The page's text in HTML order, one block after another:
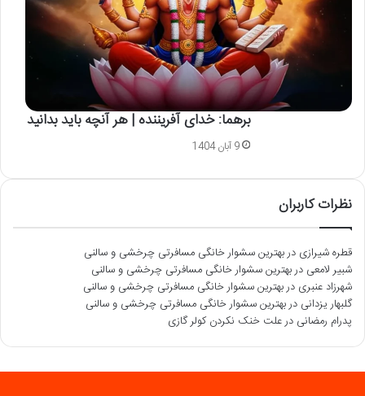
برهما: خدای آفریننده | هر آنچه باید بدانید
9 آبان 1404
نظرات کاربران
قطره شیرازی دربهترین سشوار خانگی مسافرتی چرخشی و سالنی
شبیر لامعی دربهترین سشوار خانگی مسافرتی چرخشی و سالنی
شهرزاد عنبری دربهترین سشوار خانگی مسافرتی چرخشی و سالنی
گلبهار یزدانی دربهترین سشوار خانگی مسافرتی چرخشی و سالنی
پدرام رمضانی درعلت خنک نکردن کولر گازی